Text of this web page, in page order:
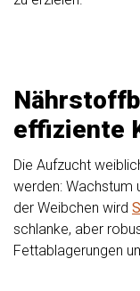
effiziente
Die Aufzucht
werden: Wachstum
der Weibchen wird
schlanke, aber
Fettablagerungen